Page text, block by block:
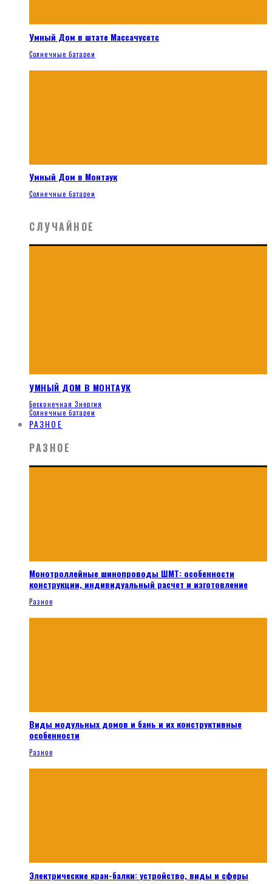
Умный Дом в штате Массачусетс
Солнечные батареи
Умный Дом в Монтаук
Солнечные батареи
СЛУЧАЙНОЕ
УМНЫЙ ДОМ В МОНТАУК
Бесконечная Энергия
Солнечные батареи
РАЗНОЕ
РАЗНОЕ
Монотроллейные шинопроводы ШМТ: особенности
конструкции, индивидуальный расчет и изготовление
Разное
Виды модульных домов и бань и их конструктивные
особенности
Разное
Электрические кран-балки: устройство, виды и сферы